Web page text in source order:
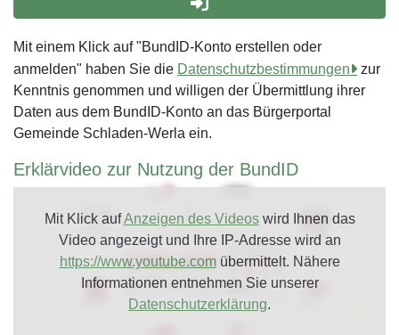
Mit einem Klick auf "BundID-Konto erstellen oder
anmelden" haben Sie die Datenschutzbestimmungen
zur
Kenntnis genommen und willigen der Übermittlung ihrer
Daten aus dem BundID-Konto an das Bürgerportal
Gemeinde Schladen-Werla ein.
Erklärvideo zur Nutzung der BundID
Mit Klick aufAnzeigen des Videoswird Ihnen das
Video angezeigt und Ihre IP-Adresse wird an
https://www.youtube.comübermittelt. Nähere
Informationen entnehmen Sie unserer
Datenschutzerklärung.